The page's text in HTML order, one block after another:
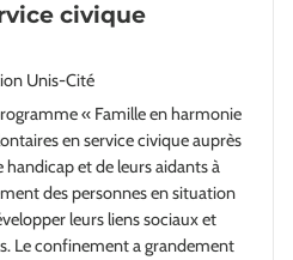
civique
Unis-Cité
« Famille en harmonie
en service civique auprès
et de leurs aidants à
des personnes en situation
leurs liens sociaux et
Le confinement a grandement